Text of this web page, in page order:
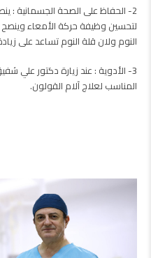
2- الحفاظ على الصحة الجسمانية :
لتحسين وظيفة حركة الأمعاء
النوم ولان قلة النوم تساعد على
3- الأدوية :
عند زيارة دكتور علي
المناسب لعلاج آلام القولون.